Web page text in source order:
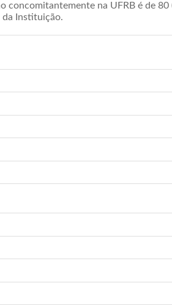
na UFRB é de
da Instituição.